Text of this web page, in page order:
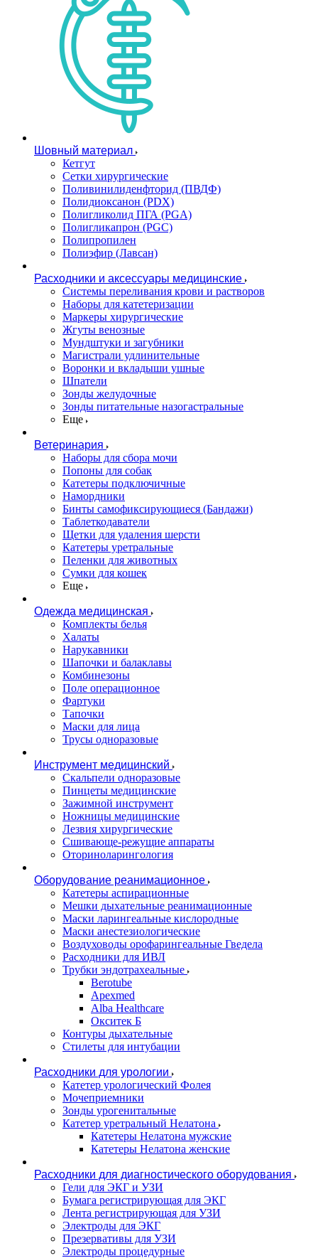
Шовный материал
Кетгут
Сетки хирургические
Поливинилиденфторид (ПВДФ)
Полидиоксанон (PDX)
Полигликолид ПГА (PGA)
Полигликапрон (PGC)
Полипропилен
Полиэфир (Лавсан)
Расходники и аксессуары медицинские
Системы переливания крови и растворов
Наборы для катетеризации
Маркеры хирургические
Жгуты венозные
Мундштуки и загубники
Магистрали удлинительные
Воронки и вкладыши ушные
Шпатели
Зонды желудочные
Зонды питательные назогастральные
Еще
Ветеринария
Наборы для сбора мочи
Попоны для собак
Катетеры подключичные
Намордники
Бинты самофиксирующиеся (Бандажи)
Таблеткодаватели
Щетки для удаления шерсти
Катетеры уретральные
Пеленки для животных
Сумки для кошек
Еще
Одежда медицинская
Комплекты белья
Халаты
Нарукавники
Шапочки и балаклавы
Комбинезоны
Поле операционное
Фартуки
Тапочки
Маски для лица
Трусы одноразовые
Инструмент медицинский
Скальпели одноразовые
Пинцеты медицинские
Зажимной инструмент
Ножницы медицинские
Лезвия хирургические
Сшивающе-режущие аппараты
Оториноларингология
Оборудование реанимационное
Катетеры аспирационные
Мешки дыхательные реанимационные
Маски ларингеальные кислородные
Маски анестезиологические
Воздуховоды орофарингеальные Гведела
Расходники для ИВЛ
Трубки эндотрахеальные
Berotube
Apexmed
Alba Healthcare
Окситек Б
Контуры дыхательные
Стилеты для интубации
Расходники для урологии
Катетер урологический Фолея
Мочеприемники
Зонды урогенитальные
Катетер уретральный Нелатона
Катетеры Нелатона мужские
Катетеры Нелатона женские
Расходники для диагностического оборудования
Гели для ЭКГ и УЗИ
Бумага регистрирующая для ЭКГ
Лента регистрирующая для УЗИ
Электроды для ЭКГ
Презервативы для УЗИ
Электроды процедурные